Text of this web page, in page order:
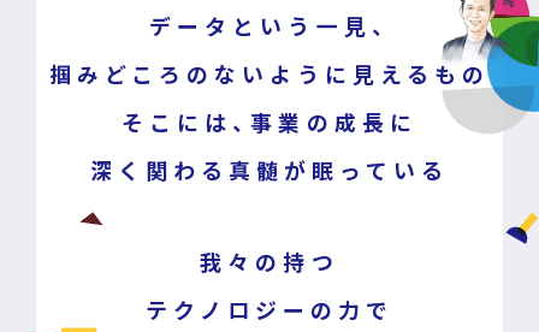
データという一見、
掴みどころのないように見えるもの
そこには、事業の成長に
深く関わる真髄が眠っている
我々の持つ
テクノロジーの力で